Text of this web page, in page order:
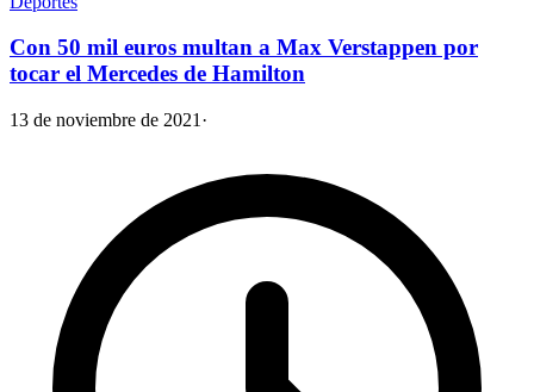
Con 50 mil euros multan a Max Verstappen por
tocar el Mercedes de Hamilton
13 de noviembre de 2021 ·